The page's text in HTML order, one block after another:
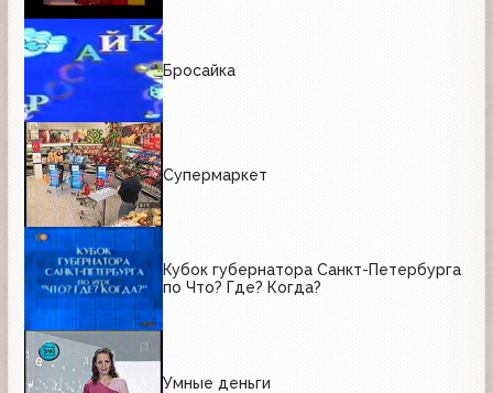
Бросайка
Супермаркет
Кубок губернатора Санкт-Петербурга
по Что? Где? Когда?
Умные деньги